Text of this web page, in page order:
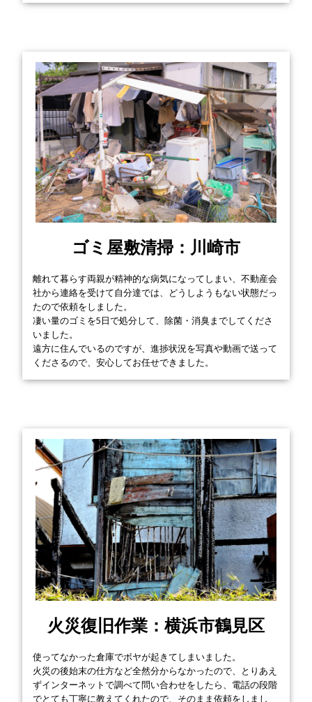
ゴミ屋敷清掃：川崎市
離れて暮らす両親が精神的な病気になってしまい、不動産会
社から連絡を受けて自分達では、どうしようもない状態だっ
たので依頼をしました。
凄い量のゴミを5日で処分して、除菌・消臭までしてくださ
いました。
遠方に住んでいるのですが、進捗状況を写真や動画で送って
くださるので、安心してお任せできました。
火災復旧作業：横浜市鶴見区
使ってなかった倉庫でボヤが起きてしまいました。
火災の後始末の仕方など全然分からなかったので、とりあえ
ずインターネットで調べて問い合わせをしたら、電話の段階
でとても丁寧に教えてくれたので、そのまま依頼をしまし